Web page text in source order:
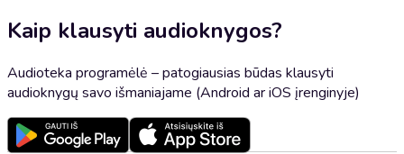
Kaip klausyti audioknygos?
Audioteka programėlė – patogiausias būdas klausyti
audioknygų savo išmaniajame (Android ar iOS įrenginyje)